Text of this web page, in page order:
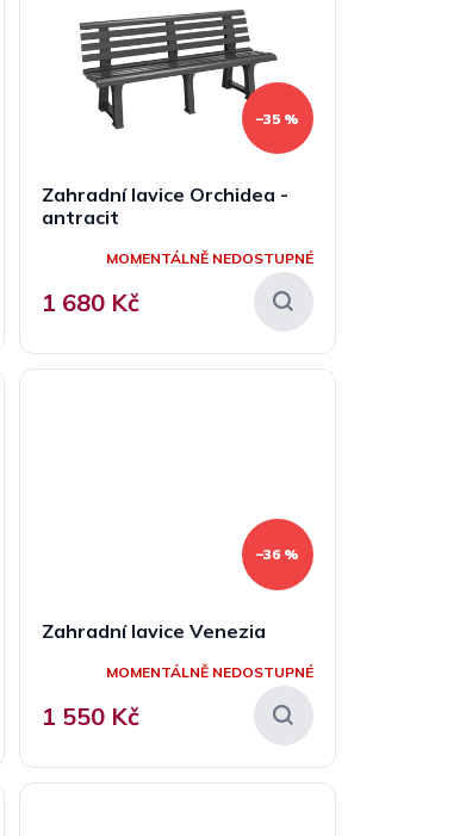
–35 %
Zahradní lavice Orchidea -
antracit
MOMENTÁLNĚ NEDOSTUPNÉ
1 680 Kč
–36 %
Zahradní lavice Venezia
MOMENTÁLNĚ NEDOSTUPNÉ
1 550 Kč